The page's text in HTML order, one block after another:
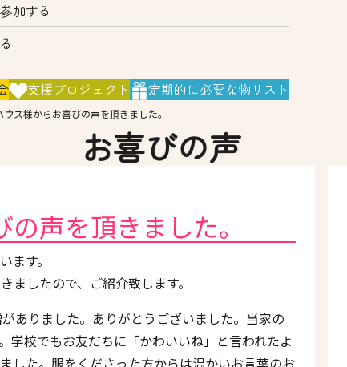
加する
支援プロジェクト 定期的に必要な物リスト
ウス様からお喜びの声を頂きました。
お喜びの声
声を頂きました。
ます。
したので、ご紹介致します。
ありました。ありがとうございました。当家の
学校でもお友だちに「かわいいね」と言われたよ
した。服をくださった方からは温かいお言葉のお